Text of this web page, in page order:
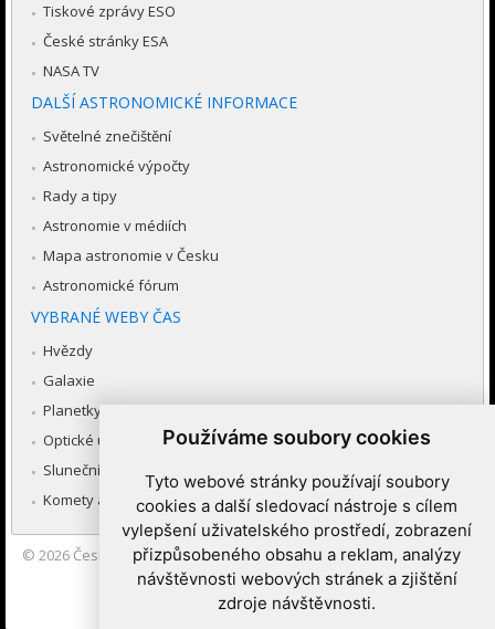
Používáme soubory cookies
Tyto webové stránky používají soubory
cookies a další sledovací nástroje s cílem
vylepšení uživatelského prostředí, zobrazení
přizpůsobeného obsahu a reklam, analýzy
návštěvnosti webových stránek a zjištění
zdroje návštěvnosti.
Tiskové zprávy ESO
České stránky ESA
NASA TV
DALŠÍ ASTRONOMICKÉ INFORMACE
Světelné znečištění
Astronomické výpočty
Rady a tipy
Astronomie v médiích
Mapa astronomie v Česku
Astronomické fórum
VYBRANÉ WEBY ČAS
Hvězdy
Galaxie
Planetky
Optické úkazy v atmosféře
Sluneční soustava
Komety a meteory
© 2026 Česká astronomická společnost|Hvězdárna a planetárium
Brno spolupracuje se serverem Astro.cz